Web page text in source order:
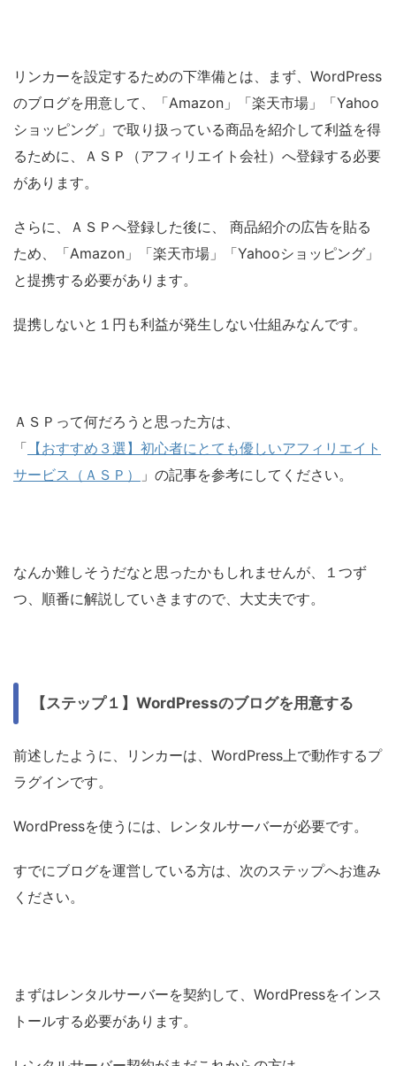
リンカーを設定するための下準備とは、まず、WordPress
のブログを用意して、「Amazon」「楽天市場」「Yahoo
ショッピング」で取り扱っている商品を紹介して利益を得
るために、ＡＳＰ（アフィリエイト会社）へ登録する必要
があります。
さらに、ＡＳＰへ登録した後に、 商品紹介の広告を貼る
ため、「Amazon」「楽天市場」「Yahooショッピング」
と提携する必要があります。
提携しないと１円も利益が発生しない仕組みなんです。
ＡＳＰって何だろうと思った方は、
「 【おすすめ３選】初心者にとても優しいアフィリエイト
サービス（ＡＳＰ）
」の記事を参考にしてください。
なんか難しそうだなと思ったかもしれませんが、１つず
つ、順番に解説していきますので、大丈夫です。
【ステップ１】WordPressのブログを用意する
前述したように、リンカーは、WordPress上で動作するプ
ラグインです。
WordPressを使うには、レンタルサーバーが必要です。
すでにブログを運営している方は、次のステップへお進み
ください。
まずはレンタルサーバーを契約して、WordPressをインス
トールする必要があります。